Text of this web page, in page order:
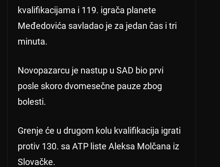
kvalifikacijama i 119. igrača planete
Međedovića savladao je za jedan čas i tri
minuta.
Novopazarcu je nastup u SAD bio prvi
posle skoro dvomesečne pauze zbog
bolesti.
Grenje će u drugom kolu kvalifikacija igrati
protiv 130. sa ATP liste Aleksa Molčana iz
Slovačke.